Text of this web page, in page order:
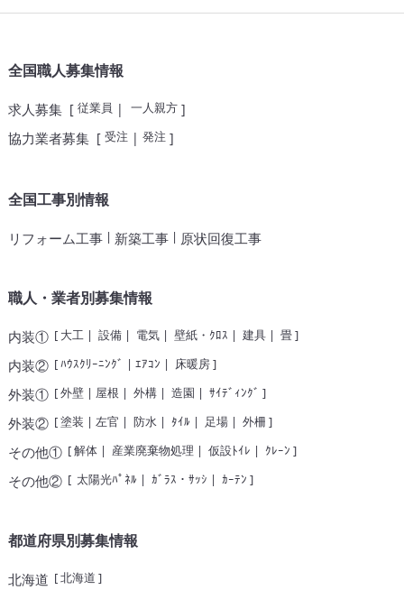
全国職人募集情報
求人募集[ 従業員| 一人親方]
協力業者募集[ 受注| 発注]
全国工事別情報
リフォーム工事| 新築工事| 原状回復工事
職人・業者別募集情報
内装①[ 大工| 設備| 電気| 壁紙・ｸﾛｽ | 建具| 畳]
内装②[ﾊｳｽｸﾘｰﾆﾝｸﾞ | ｴｱｺﾝ | 床暖房]
外装①[外壁| 屋根 | 外構| 造園 | ｻｲﾃﾞｨﾝｸﾞ ]
外装②[塗装 | 左官 | 防水| ﾀｲﾙ | 足場| 外柵 ]
その他①[解体| 産業廃棄物処理 | 仮設ﾄｲﾚ | ｸﾚｰﾝ ]
その他②[ 太陽光ﾊﾟﾈﾙ | ｶﾞﾗｽ・ｻｯｼ | ｶｰﾃﾝ ]
都道府県別募集情報
北海道 [北海道 ]